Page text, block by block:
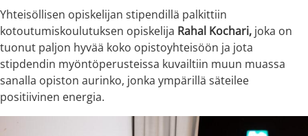
Yhteisöllisen opiskelijan stipendillä palkittiin
kotoutumiskoulutuksen opiskelija Rahal Kochari, joka on
tuonut paljon hyvää koko opistoyhteisöön ja jota
stipdendin myöntöperusteissa kuvailtiin muun muassa
sanalla opiston aurinko, jonka ympärillä säteilee
positiivinen energia.